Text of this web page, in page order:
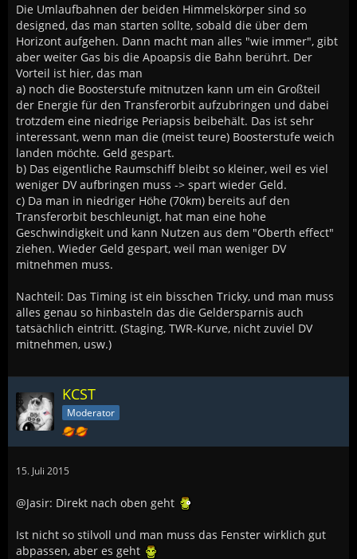
Die Umlaufbahnen der beiden Himmelskörper sind so
designed, das man starten sollte, sobald die über dem
Horizont aufgehen. Dann macht man alles "wie immer", gibt
aber weiter Gas bis die Apoapsis die Bahn berührt. Der
Vorteil ist hier, das man
a) noch die Boosterstufe mitnutzen kann um ein Großteil
der Energie für den Transferorbit aufzubringen und dabei
trotzdem eine niedrige Periapsis beibehält. Das ist sehr
interessant, wenn man die (meist teure) Boosterstufe weich
landen möchte. Geld gespart.
b) Das eigentliche Raumschiff bleibt so kleiner, weil es viel
weniger DV aufbringen muss -> spart wieder Geld.
c) Da man in niedriger Höhe (70km) bereits auf den
Transferorbit beschleunigt, hat man eine hohe
Geschwindigkeit und kann Nutzen aus dem "Oberth effect"
ziehen. Wieder Geld gespart, weil man weniger DV
mitnehmen muss.
Nachteil: Das Timing ist ein bisschen Tricky, und man muss
alles genau so hinbasteln das die Geldersparnis auch
tatsächlich eintritt. (Staging, TWR-Kurve, nicht zuviel DV
mitnehmen, usw.)
KCST
Moderator
15. Juli 2015
@Jasir: Direkt nach oben geht
Ist nicht so stilvoll und man muss das Fenster wirklich gut
abpassen, aber es geht